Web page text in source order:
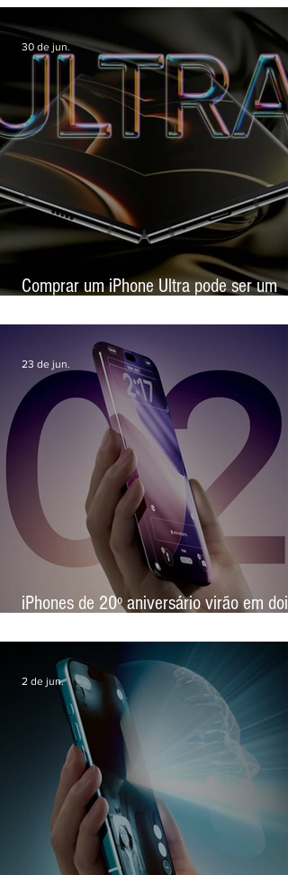
Nova Apple TV 4K deve chegar com chip
mais potente e foco em inteligência
artificial
Comprar um iPhone Ultra pode ser um
experimento caro, alerta site de revenda
30 de jun.
iPhones de 20º aniversário virão em dois
tamanhos e serão lançados junto com o
iPhone dobrável de 2ª geração
23 de jun.